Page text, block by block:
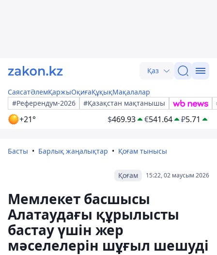
Қаз
СаясатӘлемҚаржыОқиғаҚұқықМақалалар
#Референдум-2026
#Қазақстан мақтанышы
+21° $469.93 €541.64 ₽5.71
Басты Барлық жаңалықтар Қоғам тынысы
15:22, 02 маусым 2026
Қоғам
Мемлекет басшысы
Алатаудағы құрылысты
бастау үшін жер
мәселелерін шұғыл шешуді